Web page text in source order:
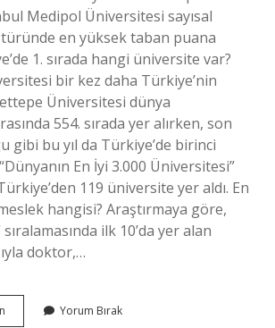
Medipol Üniversitesi sayısal
en yüksek taban puana
1. sırada hangi üniversite var?
bir kez daha Türkiye’nin
Üniversitesi dünya
554. sırada yer alırken, son
gibi bu yıl da Türkiye’de birinci
En İyi 3.000 Üniversitesi”
119 üniversite yer aldı. En
hangisi? Araştırmaya göre,
ilk 10’da yer alan
doktor,…
Türkiyede Yorum Bırak